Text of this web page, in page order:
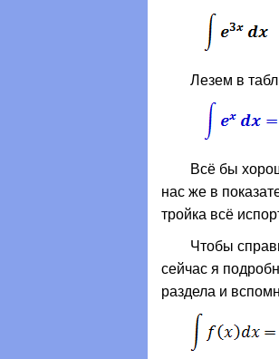
Лезем в
Всё бы хорошо,
нас же в
тройка всё
Чтобы
сейчас я
раздела и